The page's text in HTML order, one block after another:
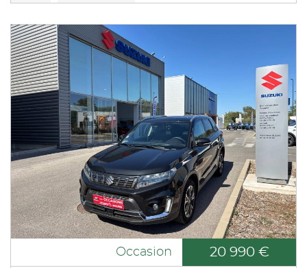
Occasion 20 990 €